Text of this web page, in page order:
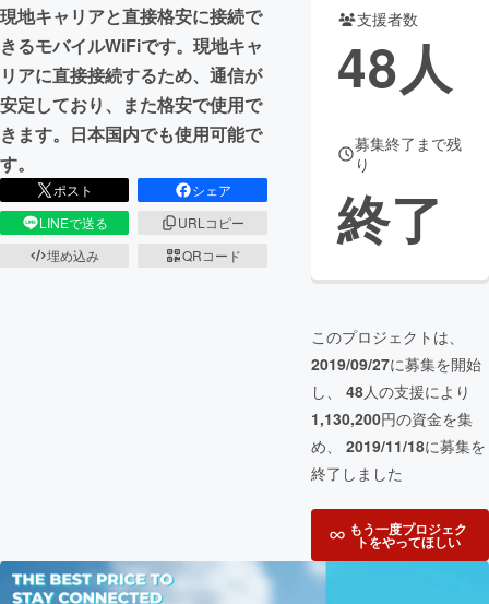
現地キャリアと直接格安に接続で
きるモバイルWiFiです。現地キャ
リアに直接接続するため、通信が
安定しており、また格安で使用で
きます。日本国内でも使用可能で
す。
ポスト
シェア
LINEで送る
URLコピー
埋め込み
QRコード
支援者数
48人
募集終了まで残
り
終了
このプロジェクトは、
2019/09/27に募集を開始
し、 48人の支援により
1,130,200円の資金を集
め、 2019/11/18に募集を
終了しました
もう一度プロジェク
トをやってほしい